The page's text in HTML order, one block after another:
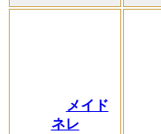
メイド
ネレ